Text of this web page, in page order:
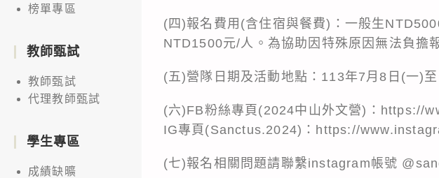
(四)報名費用(含住宿與餐費)：一般生
NTD1500元/人。為協助因特殊原因無法負擔
(五)營隊日期及活動地點：113年7月8日(一)
(六)FB粉絲專頁(2024中山外文營)：https://
IG專頁(Sanctus.2024)：https://
(七)報名相關問題請聯繫instagram帳號
榜單專區
教師甄試
教師甄試
代理教師甄試
學生專區
成績缺曠